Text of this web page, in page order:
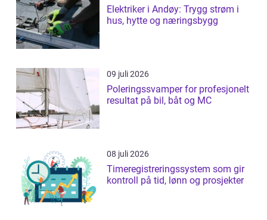
Elektriker i Andøy: Trygg strøm i
hus, hytte og næringsbygg
09 juli 2026
Poleringssvamper for profesjonelt
resultat på bil, båt og MC
08 juli 2026
Timeregistreringssystem som gir
kontroll på tid, lønn og prosjekter